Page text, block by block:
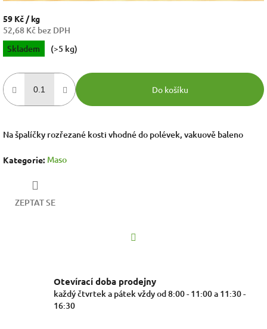
59 Kč / kg
52,68 Kč bez DPH
Měrná
cena:
Skladem (>5 kg)
Do košíku
Na špalíčky rozřezané kosti vhodné do polévek, vakuově baleno
Kategorie: Maso
ZEPTAT SE
Otevírací doba prodejny
každý čtvrtek a pátek vždy od 8:00 - 11:00 a 11:30 -
16:30